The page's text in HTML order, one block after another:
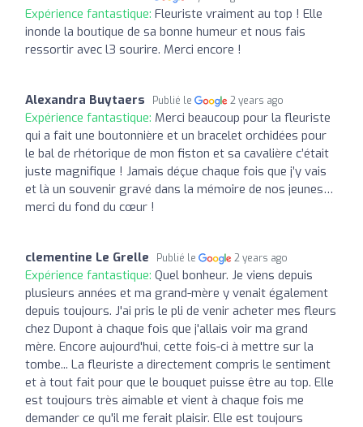
Expérience fantastique: Fleuriste vraiment au top ! Elle
inonde la boutique de sa bonne humeur et nous fais
ressortir avec l3 sourire. Merci encore !
Alexandra Buytaers Publié le 2 years ago
Expérience fantastique: Merci beaucoup pour la fleuriste
qui a fait une boutonnière et un bracelet orchidées pour
le bal de rhétorique de mon fiston et sa cavalière c’était
juste magnifique ! Jamais déçue chaque fois que j’y vais
et là un souvenir gravé dans la mémoire de nos jeunes…
merci du fond du cœur !
clementine Le Grelle Publié le 2 years ago
Expérience fantastique: Quel bonheur. Je viens depuis
plusieurs années et ma grand-mère y venait également
depuis toujours. J'ai pris le pli de venir acheter mes fleurs
chez Dupont à chaque fois que j'allais voir ma grand
mère. Encore aujourd'hui, cette fois-ci à mettre sur la
tombe... La fleuriste a directement compris le sentiment
et à tout fait pour que le bouquet puisse être au top. Elle
est toujours très aimable et vient à chaque fois me
demander ce qu'il me ferait plaisir. Elle est toujours